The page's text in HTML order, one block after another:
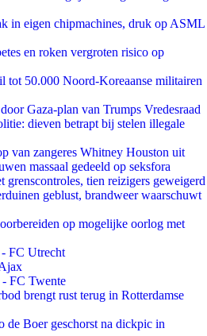
in eigen chipmachines, druk op ASML
en roken vergroten risico op
tot 50.000 Noord-Koreaanse militairen
Gaza-plan van Trumps Vredesraad
dieven betrapt bij stelen illegale
van zangeres Whitney Houston uit
massaal gedeeld op seksfora
grenscontroles, tien reizigers geweigerd
geblust, brandweer waarschuwt
op mogelijke oorlog met
FC Utrecht
- FC Twente
brengt rust terug in Rotterdamse
de Boer geschorst na dickpic in